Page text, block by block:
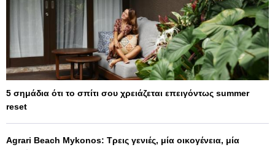
5 σημάδια ότι το σπίτι σου χρειάζεται επειγόντως summer
reset
Agrari Beach Mykonos: Τρεις γενιές, μία οικογένεια, μία